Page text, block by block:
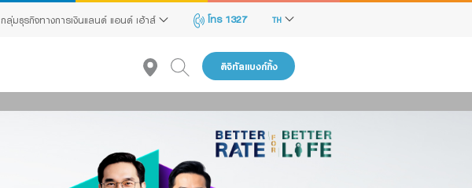
กลุ่มธุรกิจทางการเงินแลนด์ แอนด์ เฮ้าส์ โทร 1327 TH
ดิจิทัลแบงก์กิ้ง